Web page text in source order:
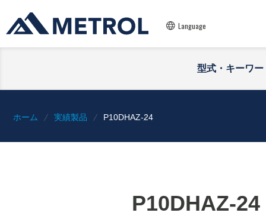
Language
型式・キーワ
ホーム 実績製品 P10DHAZ-24
P10DHAZ-24